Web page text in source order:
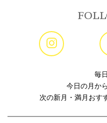
毎
今日の月か
次の新月・満月おす